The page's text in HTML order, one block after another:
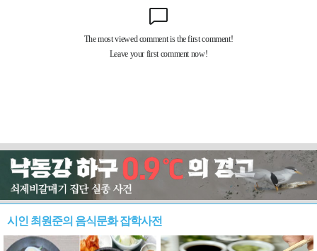
시인 최원준의 음식문화 잡학사전